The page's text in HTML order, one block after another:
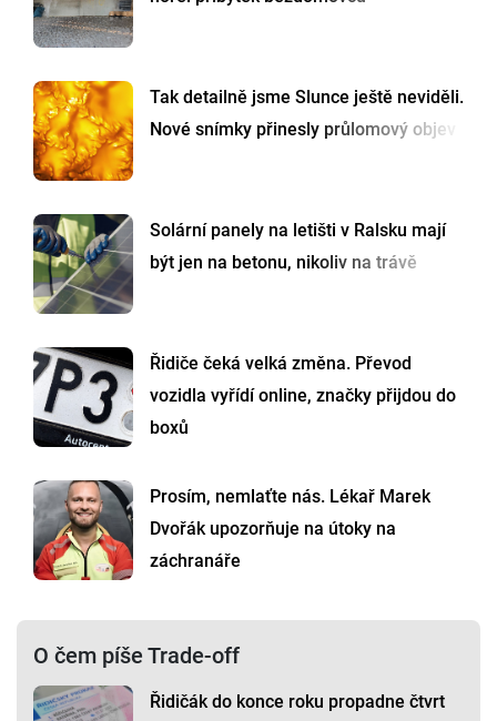
Tak detailně jsme Slunce ještě neviděli.
Nové snímky přinesly průlomový objev
Solární panely na letišti v Ralsku mají
být jen na betonu, nikoliv na trávě
Řidiče čeká velká změna. Převod
vozidla vyřídí online, značky přijdou do
boxů
Prosím, nemlaťte nás. Lékař Marek
Dvořák upozorňuje na útoky na
záchranáře
O čem píše Trade-off
Řidičák do konce roku propadne čtvrt